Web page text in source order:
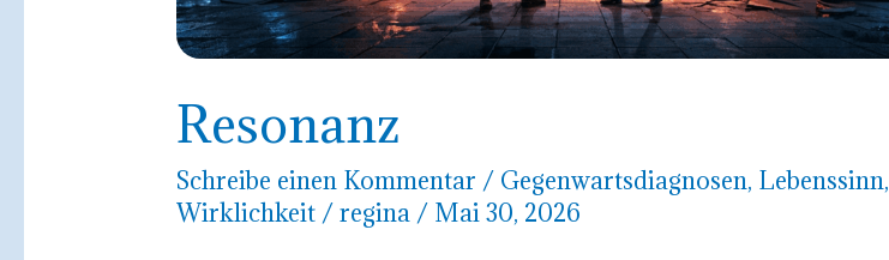
Resonanz
Schreibe einen Kommentar / Gegenwartsdiagnosen, Lebenssinn,
Wirklichkeit/regina / Mai 30, 2026